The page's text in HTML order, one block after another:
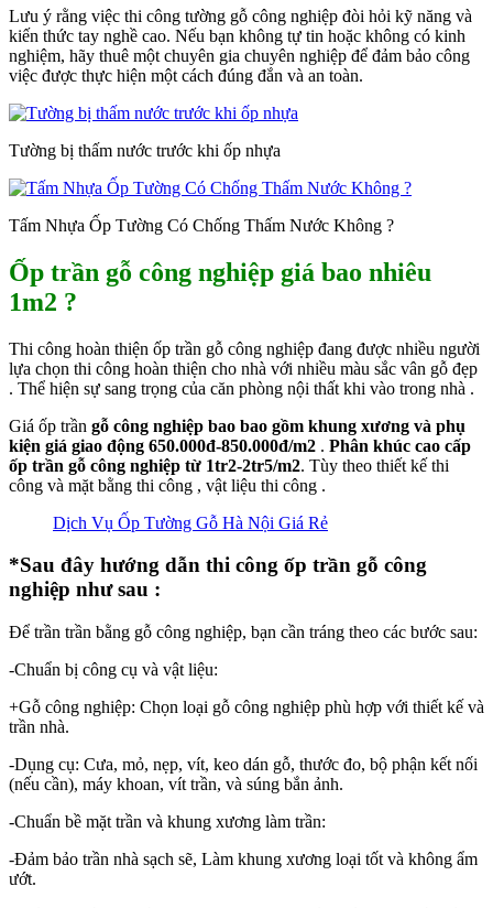
Lưu ý rằng việc thi công tường gỗ công nghiệp đòi hỏi kỹ năng và
kiến ​​thức tay nghề cao. Nếu bạn không tự tin hoặc không có kinh
nghiệm, hãy thuê một chuyên gia chuyên nghiệp để đảm bảo công
việc được thực hiện một cách đúng đắn và an toàn.
Tường bị thấm nước trước khi ốp nhựa
Tấm Nhựa Ốp Tường Có Chống Thấm Nước Không ?
Ốp trần gỗ công nghiệp giá bao nhiêu
1m2 ?
Thi công hoàn thiện ốp trần gỗ công nghiệp đang được nhiều người
lựa chọn thi công hoàn thiện cho nhà với nhiều màu sắc vân gỗ đẹp
. Thể hiện sự sang trọng của căn phòng nội thất khi vào trong nhà .
Giá ốp trần gỗ công nghiệp bao bao gồm khung xương và phụ
kiện giá giao động 650.000đ-850.000đ/m2 . Phân khúc cao cấp
ốp trần gỗ công nghiệp từ 1tr2-2tr5/m2. Tùy theo thiết kế thi
công và mặt bằng thi công , vật liệu thi công .
Dịch Vụ Ốp Tường Gỗ Hà Nội Giá Rẻ
*Sau đây hướng dẫn thi công ốp trần gỗ công
nghiệp như sau :
Để trần trần bằng gỗ công nghiệp, bạn cần tráng theo các bước sau:
-Chuẩn bị công cụ và vật liệu:
+Gỗ công nghiệp: Chọn loại gỗ công nghiệp phù hợp với thiết kế và
trần nhà.
-Dụng cụ: Cưa, mỏ, nẹp, vít, keo dán gỗ, thước đo, bộ phận kết nối
(nếu cần), máy khoan, vít trần, và súng bắn ảnh.
-Chuẩn bề mặt trần và khung xương làm trần:
-Đảm bảo trần nhà sạch sẽ, Làm khung xương loại tốt và không ẩm
ướt.